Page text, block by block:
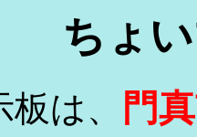
ちょ
は、
門